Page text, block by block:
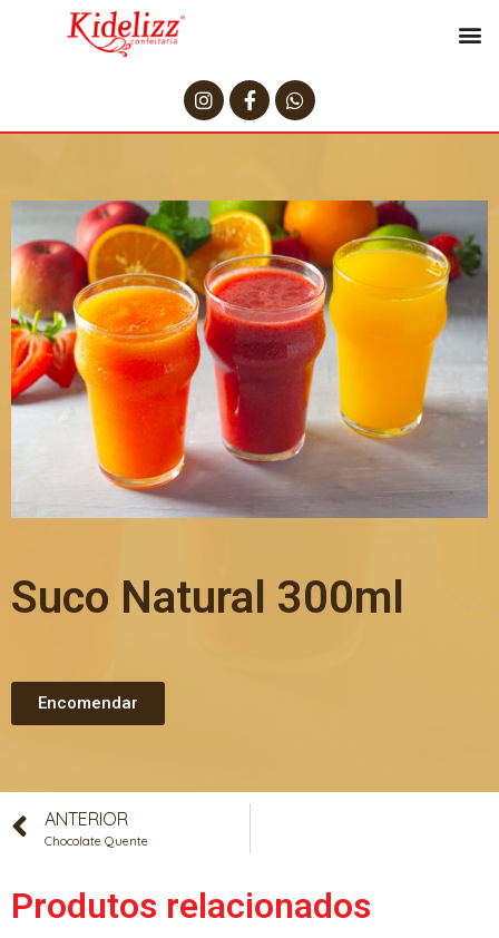
Suco Natural 300ml
Encomendar
ANTERIOR
Chocolate Quente
Produtos relacionados